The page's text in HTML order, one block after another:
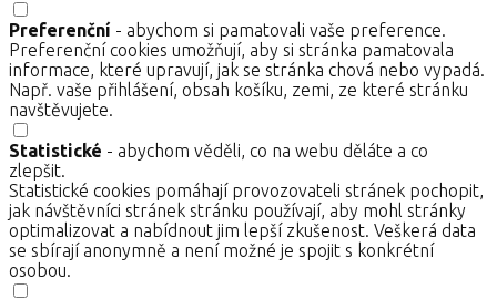
Preferenční - abychom si pamatovali vaše preference.
Preferenční cookies umožňují, aby si stránka pamatovala
informace, které upravují, jak se stránka chová nebo vypadá.
Např. vaše přihlášení, obsah košíku, zemi, ze které stránku
navštěvujete.
Statistické - abychom věděli, co na webu děláte a co
zlepšit.
Statistické cookies pomáhají provozovateli stránek pochopit,
jak návštěvníci stránek stránku používají, aby mohl stránky
optimalizovat a nabídnout jim lepší zkušenost. Veškerá data
se sbírají anonymně a není možné je spojit s konkrétní
osobou.